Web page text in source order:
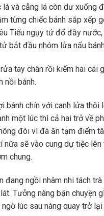
và cẫng lá còn dư xuống
từng chiếc bánh sắp xếp
Tiểu ngụy tử đổ đầy
bắt đầu nhóm lửa nấu
tay chân rồi kiếm hai cái
nồi bánh.
bánh chín với canh lửa thôi
một lúc thì cả hai trở về
đói vì đã ăn tạm điểm
nữa sẽ vào cung dự tiệc lên
chung.
đang ngồi nhâm nhi tách
Tưởng nàng bận chuyện
lúc sau nàng quay trở